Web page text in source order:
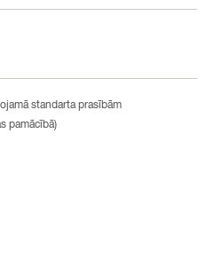
standarta prasībām
pamācībā)